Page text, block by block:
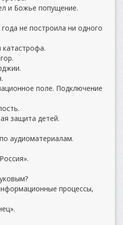
и Божье попущение.
не построила ни одного
поле. Подключение
защита детей.
аудиоматериалам.
процессы,